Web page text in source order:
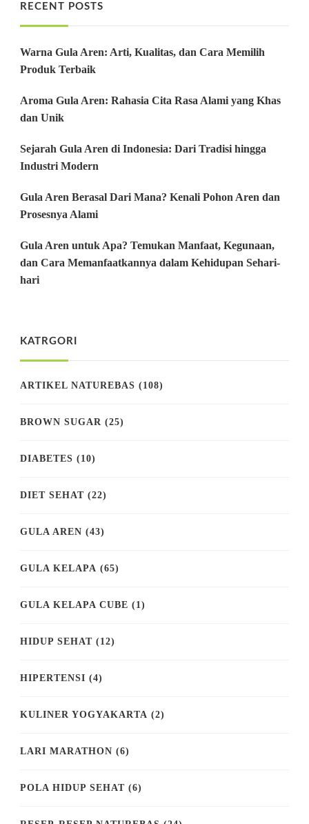
RECENT POSTS
Warna Gula Aren: Arti, Kualitas, dan Cara Memilih
Produk Terbaik
Aroma Gula Aren: Rahasia Cita Rasa Alami yang Khas
dan Unik
Sejarah Gula Aren di Indonesia: Dari Tradisi hingga
Industri Modern
Gula Aren Berasal Dari Mana? Kenali Pohon Aren dan
Prosesnya Alami
Gula Aren untuk Apa? Temukan Manfaat, Kegunaan,
dan Cara Memanfaatkannya dalam Kehidupan Sehari-
hari
KATRGORI
ARTIKEL NATUREBAS (108)
BROWN SUGAR (25)
DIABETES (10)
DIET SEHAT (22)
GULA AREN (43)
GULA KELAPA (65)
GULA KELAPA CUBE (1)
HIDUP SEHAT (12)
HIPERTENSI (4)
KULINER YOGYAKARTA (2)
LARI MARATHON (6)
POLA HIDUP SEHAT (6)